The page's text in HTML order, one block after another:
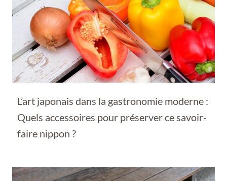
L’art japonais dans la gastronomie moderne :
Quels accessoires pour préserver ce savoir-
faire nippon ?